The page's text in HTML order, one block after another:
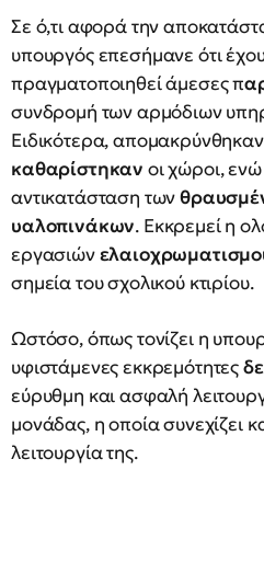
Σε ό,τι αφορά την
υπουργός επεσήμανε ότι
πραγματοποιηθεί άμεσες π
συνδρομή των αρμόδιων
Ειδικότερα,
καθαρίστηκαν οι χώροι,
αντικατάσταση των
υαλοπινάκων. Εκκρεμεί η
εργασιών
σημεία του σχολικού κτιρίου.
Ωστόσο, όπως τονίζει η
υφιστάμενες εκκρεμότητες
εύρυθμη και ασφαλή
μονάδας, η οποία συνεχίζει
λειτουργία της.